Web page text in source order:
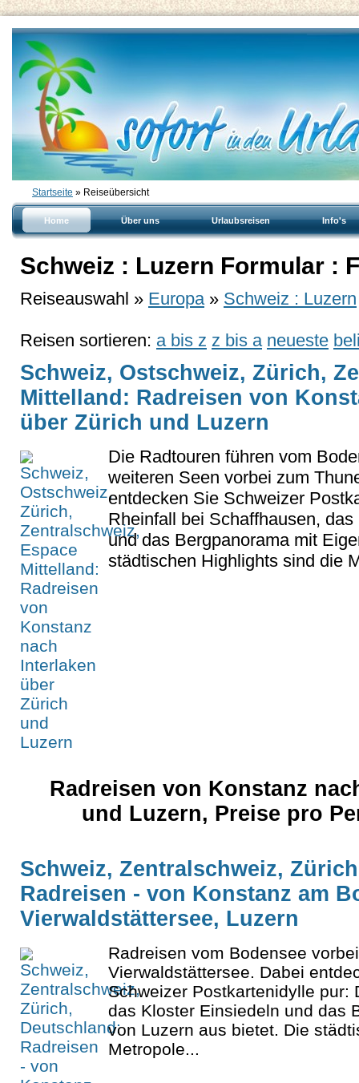
Startseite » Reiseübersicht
Home Über uns Urlaubsreisen Info's
Schweiz : Luzern Formular :
Reiseauswahl » Europa » Schweiz : Luzern
Reisen sortieren: a bis z z bis a neueste
Schweiz, Ostschweiz, Zürich,
Mittelland: Radreisen von
über Zürich und Luzern
Die Radtouren führen vom
weiteren Seen vorbei zum
entdecken Sie Schweizer
Rheinfall bei Schaffhausen,
und das Bergpanorama mit
städtischen Highlights sind die
Radreisen von Konstanz
und Luzern, Preise pro
Schweiz, Zentralschweiz,
Radreisen - von Konstanz am
Vierwaldstättersee, Luzern
Radreisen vom Bodensee
Vierwaldstättersee. Dabei
Schweizer Postkartenidylle pur:
das Kloster Einsiedeln und das
von Luzern aus bietet. Die
Metropole...